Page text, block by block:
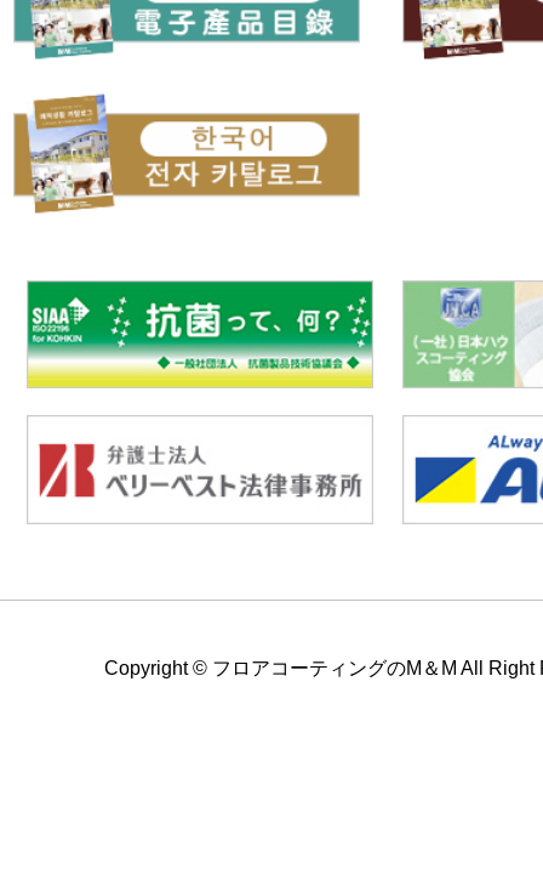
Copyright © フロアコーティングのM＆M All Right